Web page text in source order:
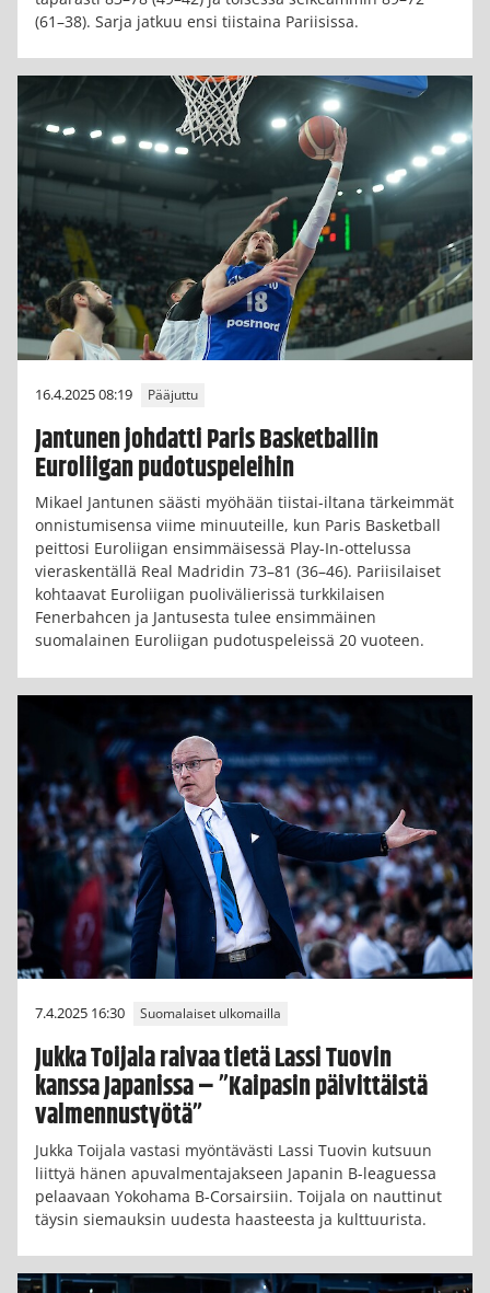
(61–38). Sarja jatkuu ensi tiistaina Pariisissa.
16.4.2025 08:19 Pääjuttu
Jantunen johdatti Paris Basketballin
Euroliigan pudotuspeleihin
Mikael Jantunen säästi myöhään tiistai-iltana tärkeimmät
onnistumisensa viime minuuteille, kun Paris Basketball
peittosi Euroliigan ensimmäisessä Play-In-ottelussa
vieraskentällä Real Madridin 73–81 (36–46). Pariisilaiset
kohtaavat Euroliigan puolivälierissä turkkilaisen
Fenerbahcen ja Jantusesta tulee ensimmäinen
suomalainen Euroliigan pudotuspeleissä 20 vuoteen.
7.4.2025 16:30 Suomalaiset ulkomailla
Jukka Toijala raivaa tietä Lassi Tuovin
kanssa Japanissa – ”Kaipasin päivittäistä
valmennustyötä”
Jukka Toijala vastasi myöntävästi Lassi Tuovin kutsuun
liittyä hänen apuvalmentajakseen Japanin B-leaguessa
pelaavaan Yokohama B-Corsairsiin. Toijala on nauttinut
täysin siemauksin uudesta haasteesta ja kulttuurista.